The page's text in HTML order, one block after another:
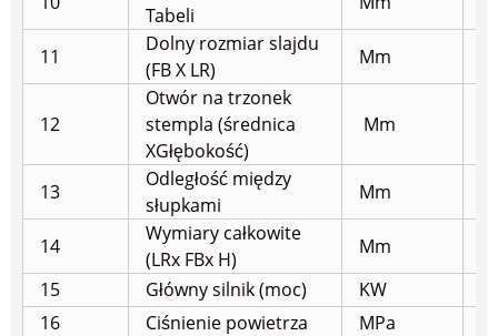
Tabeli
11
Dolny rozmiar slajdu
(FB X LR)
Mm
12
Otwór na trzonek
stempla (średnica
XGłębokość)
Mm
13
Odległość między
słupkami
Mm
14
Wymiary całkowite
(LRx FBx H)
Mm
15
Główny silnik (moc) KW
16
Ciśnienie powietrza MPa